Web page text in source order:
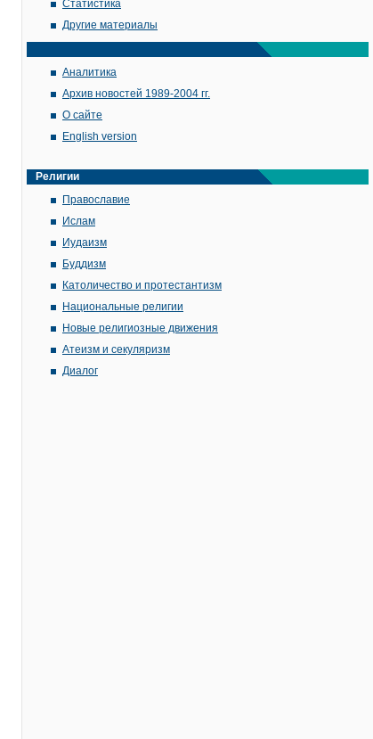
Статистика
Другие материалы
Аналитика
Архив новостей 1989-2004 гг.
О сайте
English version
Религии
Православие
Ислам
Иудаизм
Буддизм
Католичество и протестантизм
Национальные религии
Новые религиозные движения
Атеизм и секуляризм
Диалог